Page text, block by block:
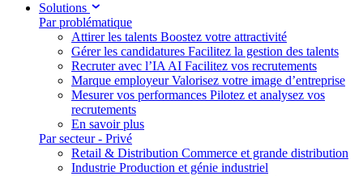
Solutions
Par problématique
Attirer les talents Boostez votre attractivité
Gérer les candidatures Facilitez la gestion des talents
Recruter avec l’IA AI Facilitez vos recrutements
Marque employeur Valorisez votre image d’entreprise
Mesurer vos performances Pilotez et analysez vos
recrutements
En savoir plus
Par secteur - Privé
Retail & Distribution Commerce et grande distribution
Industrie Production et génie industriel